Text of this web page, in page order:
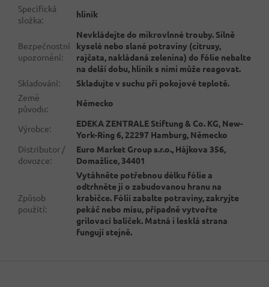
Specifická
složka:
hliník
Bezpečnostní
upozornění:
Nevkládejte do mikrovlnné trouby. Silně
kyselé nebo slané potraviny (citrusy,
rajčata, nakládaná zelenina) do fólie nebalte
na delší dobu, hliník s nimi může reagovat.
Skladování:
Skladujte v suchu při pokojové teplotě.
Země
původu:
Německo
Výrobce:
EDEKA ZENTRALE Stiftung & Co. KG, New-
York-Ring 6, 22297 Hamburg, Německo
Distributor /
dovozce:
Euro Market Group s.r.o., Hájkova 356,
Domažlice, 34401
Způsob
použití:
Vytáhněte potřebnou délku fólie a
odtrhněte ji o zabudovanou hranu na
krabičce. Fólií zabalte potraviny, zakryjte
pekáč nebo mísu, případně vytvořte
grilovací balíček. Matná i lesklá strana
fungují stejně.